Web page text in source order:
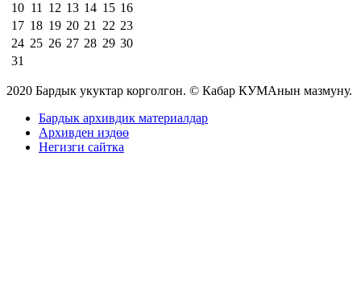
10 11 12 13 14 15 16
17 18 19 20 21 22 23
24 25 26 27 28 29 30
31
2020 Бардык укуктар корголгон. © Кабар КУМАнын мазмуну.
Бардык архивдик материалдар
Архивден издөө
Негизги сайтка